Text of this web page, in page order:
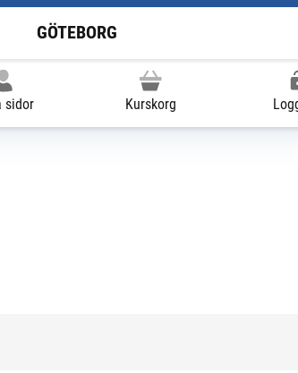
GÖTEBORG
sidor Kurskorg